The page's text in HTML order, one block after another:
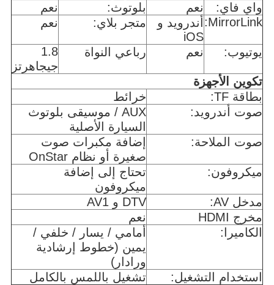
واي فاي: نعم بلوتوث:
نعم
MirrorLink:
أندرويد و
iOS
متجر بلاي: نعم
يوتيوب: نعم رباعي النواة
1.8
جيجاهرتز
تكوين الأجهزة
بطاقة TF:
خرائط
صوت أندرويد:
AUX / موسيقى بلوتوث
السيارة الأصلية
صوت الملاحة:
إضافة مكبرات صوت
صغيرة أو نظام OnStar
ميكروفون:
تحتاج إلى إضافة
ميكروفون
مدخل AV:
DTV و AV1
مخرج HDMI
نعم
الكاميرا:
أمامي / يسار / خلفي /
يمين (خطوط إرشادية
ورادار)
استخدام التشغيل:
تشغيل باللمس بالكامل